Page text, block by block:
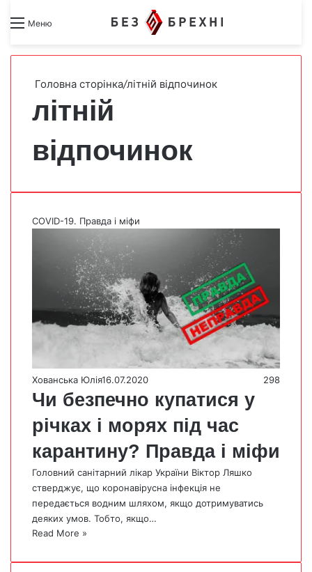
Меню Search forSwitch skin
Головна сторінка/літній відпочинок
літній
відпочинок
COVID-19. Правда і міфи
Хованська Юлія16.07.2020 298
Чи безпечно купатися у
річках і морях під час
карантину? Правда і міфи
Головний санітарний лікар України Віктор Ляшко
стверджує, що коронавірусна інфекція не
передається водним шляхом, якщо дотримуватись
деяких умов. Тобто, якщо…
Read More »